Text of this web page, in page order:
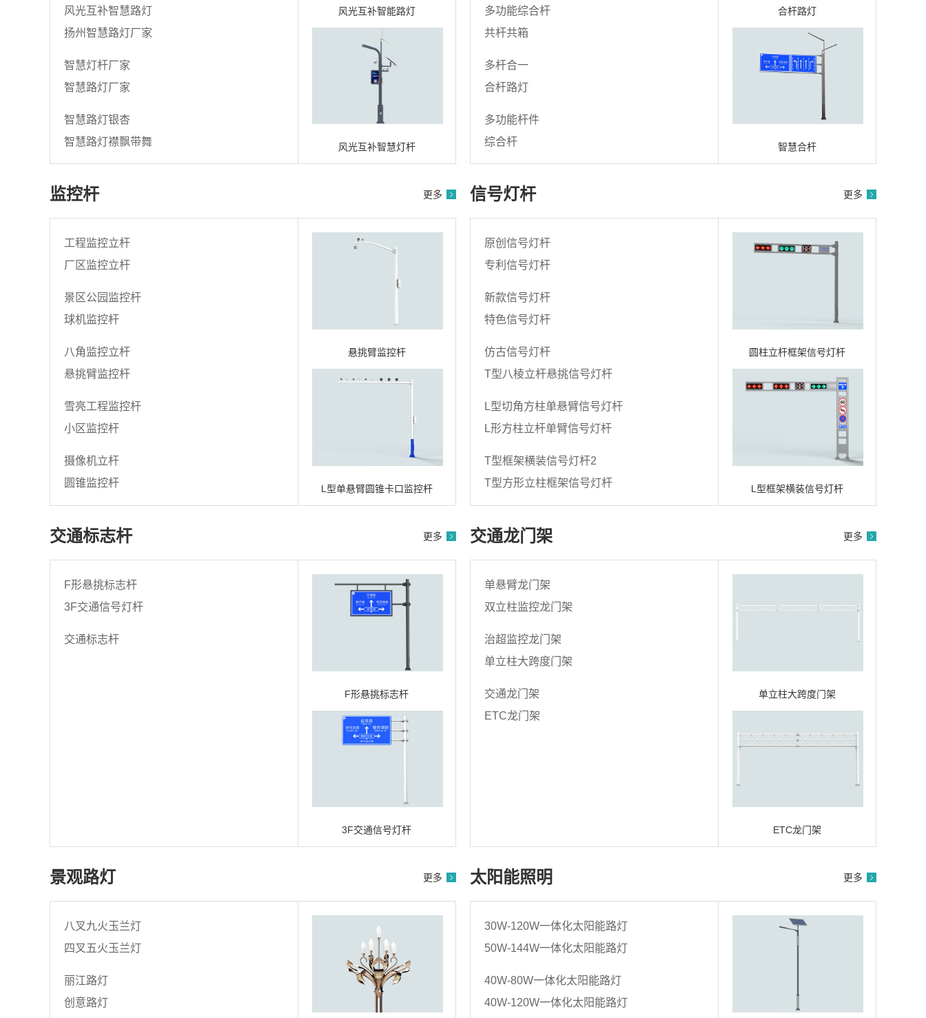
风光互补智慧路灯
扬州智慧路灯厂家
智慧灯杆厂家
智慧路灯厂家
智慧路灯银杏
智慧路灯襟飘带舞
风光互补智能路灯
风光互补智慧灯杆
多功能综合杆
共杆共箱
多杆合一
合杆路灯
多功能杆件
综合杆
合杆路灯
智慧合杆
监控杆 更多
工程监控立杆
厂区监控立杆
景区公园监控杆
球机监控杆
八角监控立杆
悬挑臂监控杆
雪亮工程监控杆
小区监控杆
摄像机立杆
圆锥监控杆
悬挑臂监控杆
L型单悬臂圆锥卡口监控杆
信号灯杆 更多
原创信号灯杆
专利信号灯杆
新款信号灯杆
特色信号灯杆
仿古信号灯杆
T型八棱立杆悬挑信号灯杆
L型切角方柱单悬臂信号灯杆
L形方柱立杆单臂信号灯杆
T型框架横装信号灯杆2
T型方形立柱框架信号灯杆
圆柱立杆框架信号灯杆
L型框架横装信号灯杆
交通标志杆 更多
F形悬挑标志杆
3F交通信号灯杆
交通标志杆
F形悬挑标志杆
3F交通信号灯杆
交通龙门架 更多
单悬臂龙门架
双立柱监控龙门架
治超监控龙门架
单立柱大跨度门架
交通龙门架
ETC龙门架
单立柱大跨度门架
ETC龙门架
景观路灯 更多
八叉九火玉兰灯
四叉五火玉兰灯
丽江路灯
创意路灯
太阳能照明 更多
30W-120W一体化太阳能路灯
50W-144W一体化太阳能路灯
40W-80W一体化太阳能路灯
40W-120W一体化太阳能路灯